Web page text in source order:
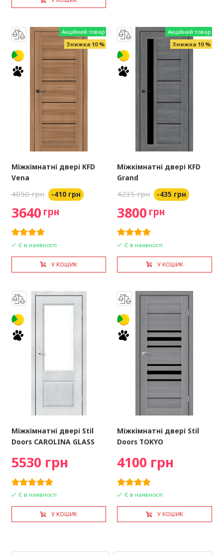
Акційний товар
Знижка 10 %
Міжкімнатні двері KFD
Vena
4050 грн -410 грн
3640 грн
Є в наявності
У КОШИК
Акційний товар
Знижка 10 %
Міжкімнатні двері KFD
Grand
4235 грн -435 грн
3800 грн
Є в наявності
У КОШИК
Міжкімнатні двері Stil
Doors CAROLINA GLASS
5530 грн
Є в наявності
У КОШИК
Міжкімнатні двері Stil
Doors TOKYO
4100 грн
Є в наявності
У КОШИК